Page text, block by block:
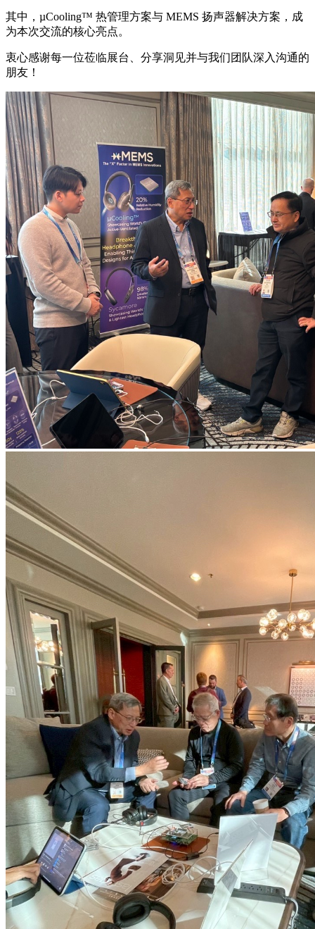
其中，µCooling™ 热管理方案与 MEMS 扬声器解决方案，成
为本次交流的核心亮点。
衷心感谢每一位莅临展台、分享洞见并与我们团队深入沟通的
朋友！